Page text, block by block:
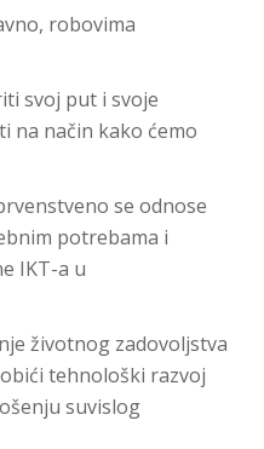
robovima
svoj put i svoje
na način kako ćemo
se odnose
potrebama i
IKT-a u
životnog zadovoljstva
tehnološki razvoj
suvislog